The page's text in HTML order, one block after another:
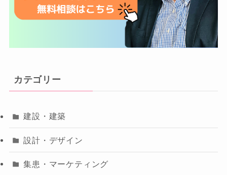
カテゴリー
建設・建築
設計・デザイン
集患・マーケティング